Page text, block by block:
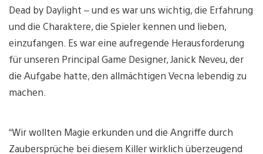
Dead by Daylight – und es war uns wichtig, die Erfahrung
und die Charaktere, die Spieler kennen und lieben,
einzufangen. Es war eine aufregende Herausforderung
für unseren Principal Game Designer, Janick Neveu, der
die Aufgabe hatte, den allmächtigen Vecna lebendig zu
machen.
“Wir wollten Magie erkunden und die Angriffe durch
Zaubersprüche bei diesem Killer wirklich überzeugend